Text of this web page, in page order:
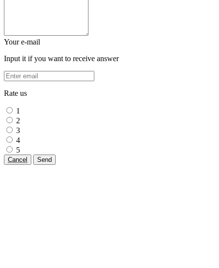
Your e-mail
Input it if you want to receive answer
Rate us
1
2
3
4
5
Cancel Send